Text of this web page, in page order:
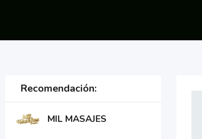
Recomendación:
MIL MASAJES